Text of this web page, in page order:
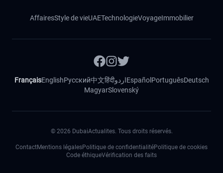
AffairesStyle de vieUAETechnologieVoyageImmobilier
FrançaisEnglishРусский中文हिंदीاردوEspañol PortuguêsDeutsch
MagyarSlovenský
© 2026 DubaiActualites. Tous droits réservés.
ContactMentions légalesPolitique de confidentialitéPolitique de cookies
Code éthiqueVérification des faits